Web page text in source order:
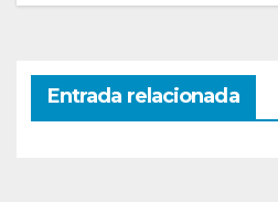
Entrada relacionada